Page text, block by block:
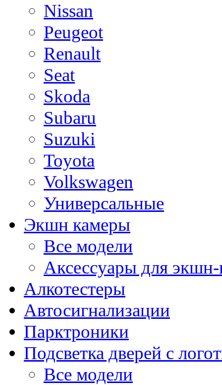
Nissan
Peugeot
Renault
Seat
Skoda
Subaru
Suzuki
Toyota
Volkswagen
Универсальные
Экшн камеры
Все модели
Аксессуары для
Алкотестеры
Автосигнализации
Парктроники
Подсветка дверей с
Все модели